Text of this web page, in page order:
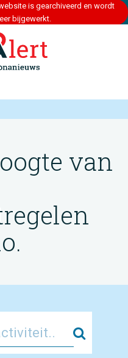
is gearchiveerd en wordt
bijgewerkt.
van
Zoek